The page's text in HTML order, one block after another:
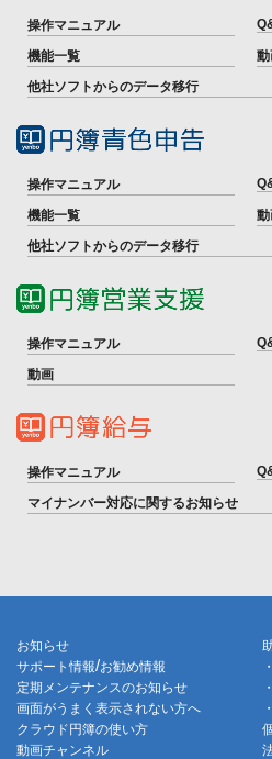
操作マニュアル
機能一覧
他社ソフトからのデータ移行
操作マニュアル
機能一覧
他社ソフトからのデータ移行
操作マニュアル
動画
操作マニュアル
マイナンバー対応に関するお知らせ
お知らせ
サポート情報/お勧め情報
定期メンテナンスのお知らせ
画面がうまく表示されない方へ
クラウド円簿の使い方
動画チャンネル